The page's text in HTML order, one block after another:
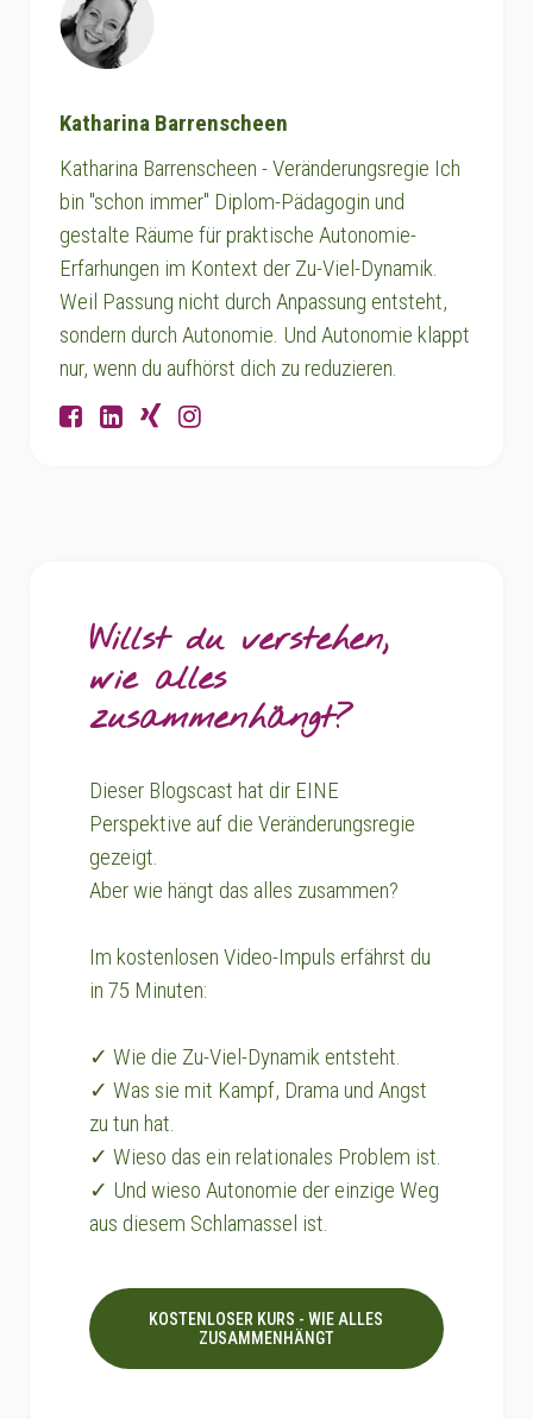
Katharina Barrenscheen
Katharina Barrenscheen - Veränderungsregie Ich
bin "schon immer" Diplom-Pädagogin und
gestalte Räume für praktische Autonomie-
Erfarhungen im Kontext der Zu-Viel-Dynamik.
Weil Passung nicht durch Anpassung entsteht,
sondern durch Autonomie. Und Autonomie klappt
nur, wenn du aufhörst dich zu reduzieren.
Willst du verstehen,
wie alles
zusammenhängt?
Dieser Blogscast hat dir EINE
Perspektive auf die Veränderungsregie
gezeigt.
Aber wie hängt das alles zusammen?
Im kostenlosen Video-Impuls erfährst du
in 75 Minuten:
✓ Wie die Zu-Viel-Dynamik entsteht.
✓ Was sie mit Kampf, Drama und Angst
zu tun hat.
✓ Wieso das ein relationales Problem ist.
✓ Und wieso Autonomie der einzige Weg
aus diesem Schlamassel ist.
KOSTENLOSER KURS - WIE ALLES
ZUSAMMENHÄNGT